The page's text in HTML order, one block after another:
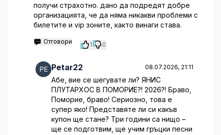
получи страхотно. дано да подредят добре
организацията, че да няма никакви проблеми с
билетите и vip зоните, както винаги става.
Отговори 1 0
Petar22 08.07.2026, 21:11
Абе, вие се шегувате ли? ЯНИС
ПЛУТАРХОС В ПОМОРИЕ?! 2026?! Браво,
Поморие, браво! Сериозно, това е
супер яко! Представяте ли си какъв
купон ще стане? Три години са нищо –
ще се подготвим, ще учим гръцки песни